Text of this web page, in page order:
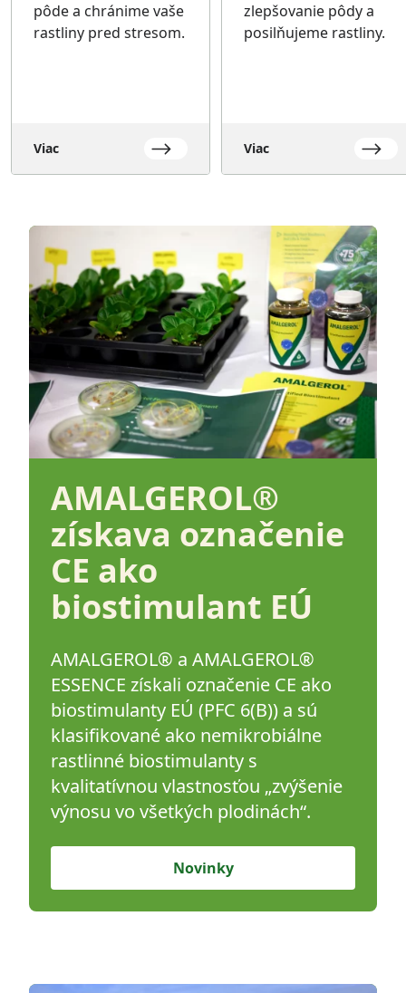
pôde a chránime vaše
rastliny pred stresom.
Viac
zlepšovanie pôdy a
posilňujeme rastliny.
Viac
AMALGEROL®
získava označenie
CE ako
biostimulant EÚ
AMALGEROL® a AMALGEROL®
ESSENCE získali označenie CE ako
biostimulanty EÚ (PFC 6(B)) a sú
klasifikované ako nemikrobiálne
rastlinné biostimulanty s
kvalitatívnou vlastnosťou „zvýšenie
výnosu vo všetkých plodinách“.
Novinky